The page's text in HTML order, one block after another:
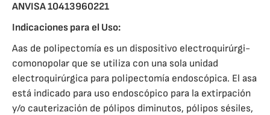
ANVISA 10413960221
Indicaciones para el Uso:
Aas de polipectomía es un dispositivo electroquirúrgi-
comonopolar que se utiliza con una sola unidad
electroquirúrgica para polipectomía endoscópica. El asa
está indicado para uso endoscópico para la extirpación
y/o cauterización de pólipos diminutos, pólipos sésiles,